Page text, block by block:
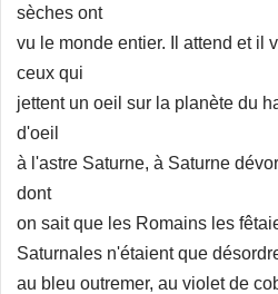
sèches ont
vu le monde entier. Il attend et il
ceux qui
jettent un oeil sur la planète du
d'oeil
à l'astre Saturne, à Saturne
dont
on sait que les Romains les
Saturnales n'étaient que
au bleu outremer, au violet de